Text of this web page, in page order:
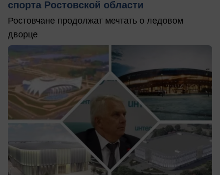
спорта Ростовской области
Ростовчане продолжат мечтать о ледовом
дворце